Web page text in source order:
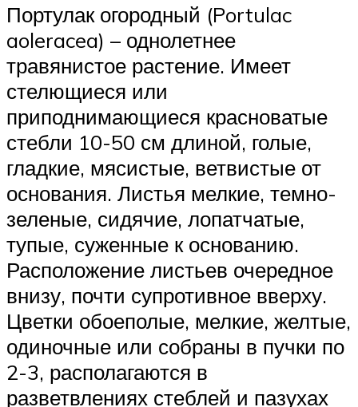
Портулак огородный (Portulac
aoleracea) – однолетнее
травянистое растение. Имеет
стелющиеся или
приподнимающиеся красноватые
стебли 10-50 см длиной, голые,
гладкие, мясистые, ветвистые от
основания. Листья мелкие, темно-
зеленые, сидячие, лопатчатые,
тупые, суженные к основанию.
Расположение листьев очередное
внизу, почти супротивное вверху.
Цветки обоеполые, мелкие, желтые,
одиночные или собраны в пучки по
2-3, располагаются в
разветвлениях стеблей и пазухах